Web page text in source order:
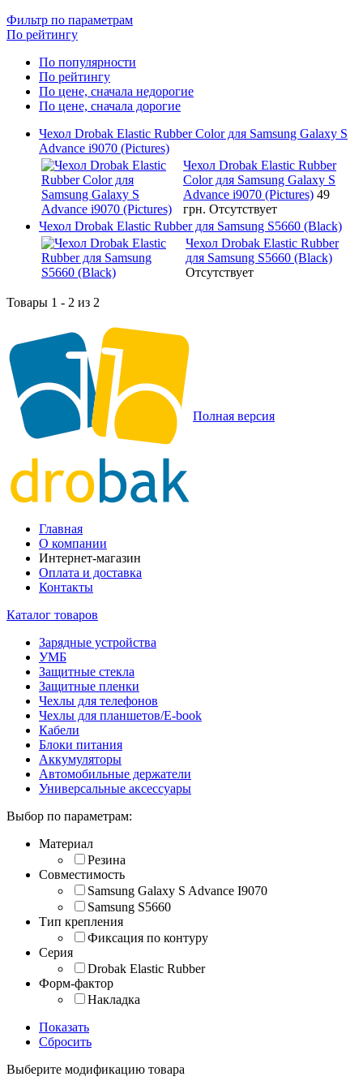
Фильтр по параметрам
По рейтингу
По популярности
По рейтингу
По цене, сначала недорогие
По цене, сначала дорогие
Чехол Drobak Elastic Rubber Color для Samsung Galaxy S
Advance i9070 (Pictures)
Чехол Drobak Elastic Rubber
Color для Samsung Galaxy S
Advance i9070 (Pictures) 49
грн. Отсутствует
Чехол Drobak Elastic Rubber для Samsung S5660 (Black)
Чехол Drobak Elastic Rubber
для Samsung S5660 (Black)
Отсутствует
Товары 1 - 2 из 2
Полная версия
Главная
О компании
Интернет-магазин
Оплата и доставка
Контакты
Каталог товаров
Зарядные устройства
УМБ
Защитные стекла
Защитные пленки
Чехлы для телефонов
Чехлы для планшетов/E-book
Кабели
Блоки питания
Аккумуляторы
Автомобильные держатели
Универсальные аксессуары
Выбор по параметрам:
Материал
Резина
Совместимость
Samsung Galaxy S Advance I9070
Samsung S5660
Тип крепления
Фиксация по контуру
Серия
Drobak Elastic Rubber
Форм-фактор
Накладка
Показать
Сбросить
Выберите модификацию товара